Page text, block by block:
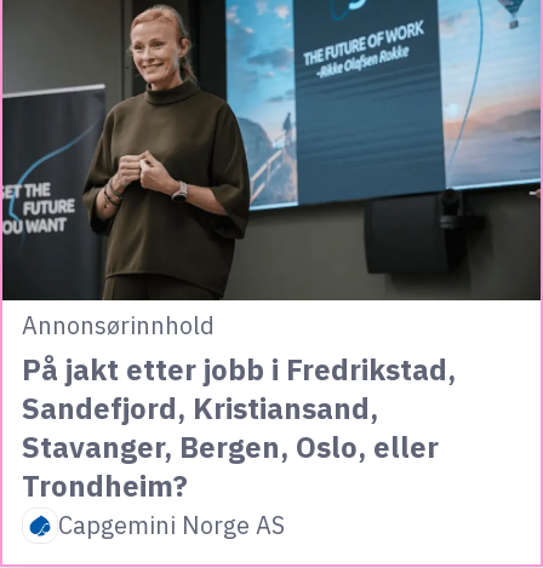
Annonsørinnhold
På jakt etter jobb i Fredrikstad,
Sandefjord, Kristiansand,
Stavanger, Bergen, Oslo, eller
Trondheim?
Capgemini Norge AS